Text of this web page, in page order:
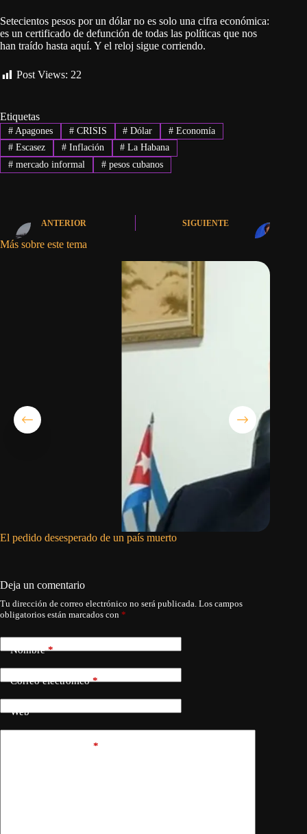
Setecientos pesos por un dólar no es solo una cifra económica:
es un certificado de defunción de todas las políticas que nos
han traído hasta aquí. Y el reloj sigue corriendo.
Post Views: 22
Etiquetas
#Apagones #CRISIS # Dólar # Economía
#Escasez #Inflación # La Habana
#mercado informal #pesos cubanos
ANTERIOR SIGUIENTE
Más sobre este tema
El pedido desesperado de un país muerto
Deja un comentario
Tu dirección de correo electrónico no será publicada. Los campos
obligatorios están marcados con *
Nombre*
Correo electrónico*
Web
*